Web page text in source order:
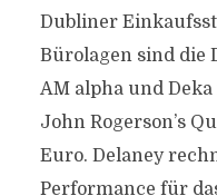
Dubliner
Bürolagen sind die
AM alpha und
John Rogerson’s
Euro. Delaney
Performance für